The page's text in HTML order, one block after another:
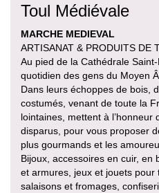
Toul Médiévale
MARCHE MEDIEVAL
ARTISANAT & PRODUITS DE
Au pied de la Cathédrale
quotidien des gens du Moyen
Dans leurs échoppes de bois,
costumés, venant de toute la
lointaines, mettent à l’honneur
disparus, pour vous proposer
plus gourmands et les
Bijoux, accessoires en cuir, en
et armures, jeux et jouets
salaisons et fromages,